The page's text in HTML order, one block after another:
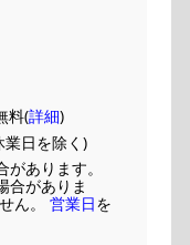
料(詳細)
日を除く)
あります。
合がありま
ん。 営業日を